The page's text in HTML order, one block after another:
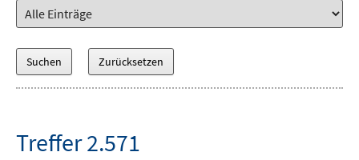
Treffer 2.571